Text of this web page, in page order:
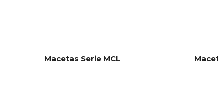
Macetas Serie MCL